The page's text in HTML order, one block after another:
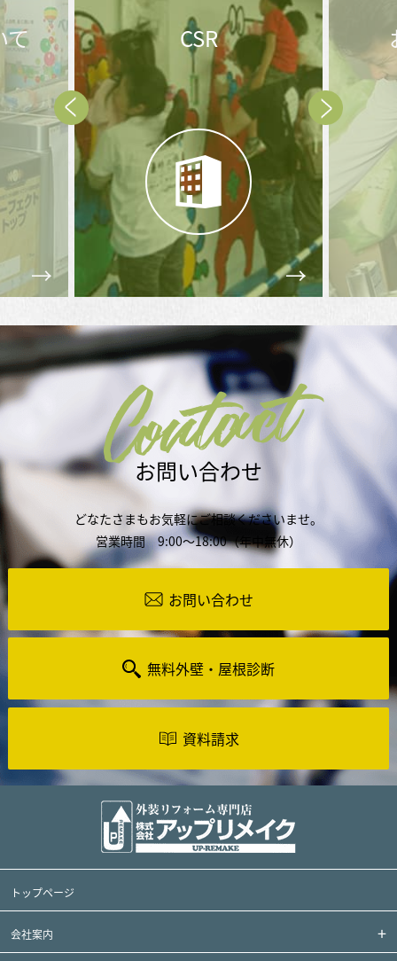
お問合せ後の
流れ
Prev Next
Contact
お問い合わせ
どなたさまもお気軽にご相談くださいませ。
営業時間 9:00～18:00（年中無休）
お問い合わせ
無料外壁・屋根診断
資料請求
トップページ
会社案内